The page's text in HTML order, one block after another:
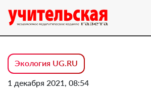
Экология UG.RU
1 декабря 2021, 08:54